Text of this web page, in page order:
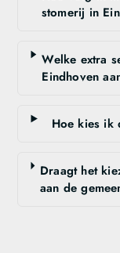
stomerij in
Welke extra
Eindhoven
Hoe kies ik
Draagt het
aan de